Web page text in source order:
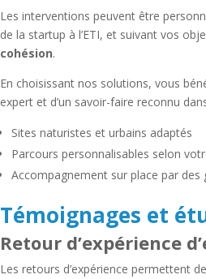
Les interventions peuvent être
de la startup à l’ETI, et suivant vos
cohésion.
En choisissant nos solutions, vous
expert et d’un savoir-faire reconnu
Sites naturistes et urbains adaptés
Parcours personnalisables selon
Accompagnement sur place par des
Témoignages et
Retour d’expérience
Les retours d’expérience permettent